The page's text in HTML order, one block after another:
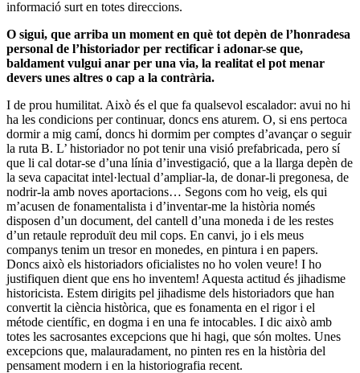
informació surt en totes direccions.
O sigui, que arriba un moment en què tot depèn de l’honradesa
personal de l’historiador per rectificar i adonar-se que,
baldament vulgui anar per una via, la realitat el pot menar
devers unes altres o cap a la contrària.
I de prou humilitat. Això és el que fa qualsevol escalador: avui no hi
ha les condicions per continuar, doncs ens aturem. O, si ens pertoca
dormir a mig camí, doncs hi dormim per comptes d’avançar o seguir
la ruta B. L’ historiador no pot tenir una visió prefabricada, pero sí
que li cal dotar-se d’una línia d’investigació, que a la llarga depèn de
la seva capacitat intel·lectual d’ampliar-la, de donar-li pregonesa, de
nodrir-la amb noves aportacions… Segons com ho veig, els qui
m’acusen de fonamentalista i d’inventar-me la història només
disposen d’un document, del cantell d’una moneda i de les restes
d’un retaule reproduït deu mil cops. En canvi, jo i els meus
companys tenim un tresor en monedes, en pintura i en papers.
Doncs això els historiadors oficialistes no ho volen veure! I ho
justifiquen dient que ens ho inventem! Aquesta actitud és jihadisme
historicista. Estem dirigits pel jihadisme dels historiadors que han
convertit la ciència històrica, que es fonamenta en el rigor i el
métode científic, en dogma i en una fe intocables. I dic això amb
totes les sacrosantes excepcions que hi hagi, que són moltes. Unes
excepcions que, malauradament, no pinten res en la història del
pensament modern i en la historiografia recent.